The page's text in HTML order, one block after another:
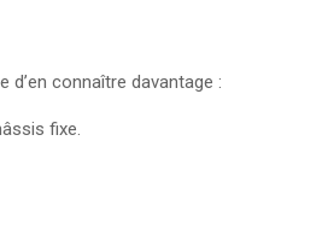
connaître davantage :
fixe.